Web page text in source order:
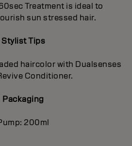
Treatment is ideal to
sun stressed hair.
Stylist Tips
haircolor with Dualsenses
Conditioner.
Packaging
200ml